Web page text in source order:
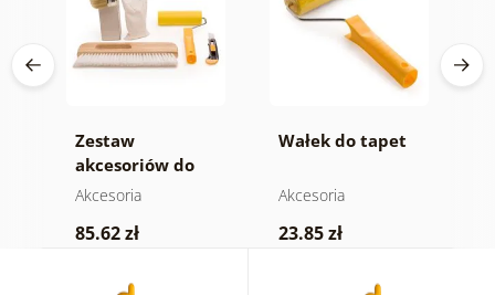
Zestaw
akcesoriów do
fototapet
Akcesoria
85.62 zł
Wałek do tapet
Akcesoria
23.85 zł